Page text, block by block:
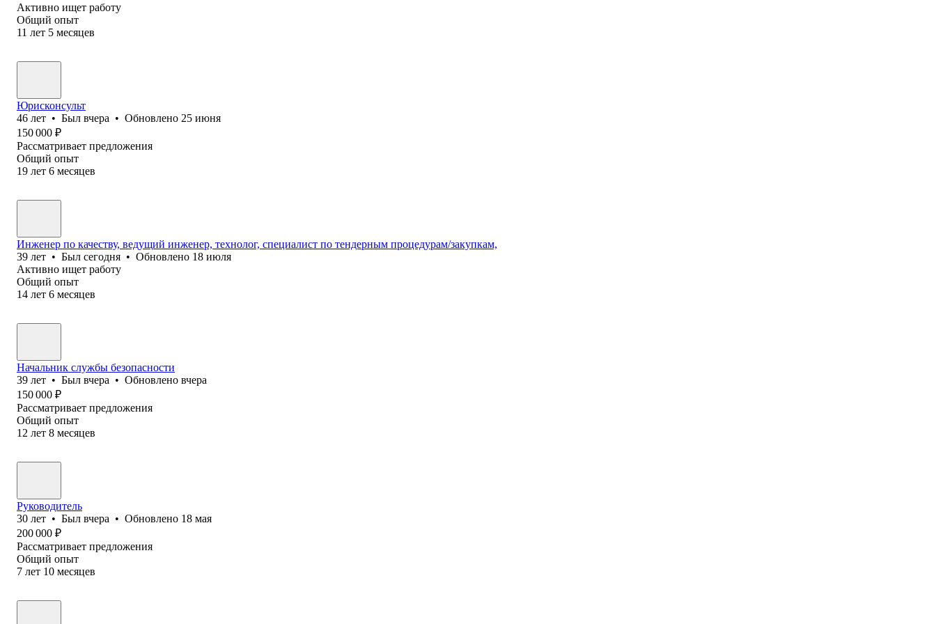
Активно ищет работу
Общий опыт
11 лет 5 месяцев
Юрисконсульт
46 лет • Был вчера • Обновлено 25 июня
150 000 ₽
Рассматривает предложения
Общий опыт
19 лет 6 месяцев
Инженер по качеству, ведущий инженер, технолог, специалист по тендерным процедурам/закупкам,
39 лет • Был сегодня • Обновлено 18 июля
Активно ищет работу
Общий опыт
14 лет 6 месяцев
Начальник службы безопасности
39 лет • Был вчера • Обновлено вчера
150 000 ₽
Рассматривает предложения
Общий опыт
12 лет 8 месяцев
Руководитель
30 лет • Был вчера • Обновлено 18 мая
200 000 ₽
Рассматривает предложения
Общий опыт
7 лет 10 месяцев